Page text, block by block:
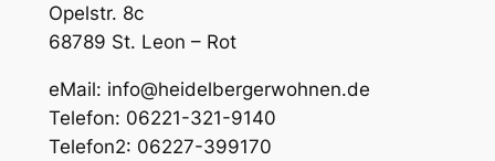
Opelstr. 8c
68789 St. Leon – Rot
eMail: info@heidelbergerwohnen.de
Telefon: 06221-321-9140
Telefon2: 06227-399170